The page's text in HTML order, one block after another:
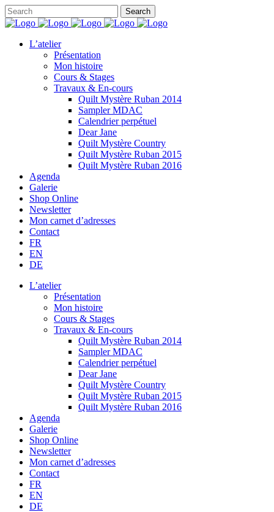
L’atelier
Présentation
Mon histoire
Cours & Stages
Travaux & En-cours
Quilt Mystère Ruban 2014
Sampler MDAC
Calendrier perpétuel
Dear Jane
Quilt Mystère Country
Quilt Mystère Ruban 2015
Quilt Mystère Ruban 2016
Agenda
Galerie
Shop Online
Newsletter
Mon carnet d’adresses
Contact
FR
EN
DE
L’atelier
Présentation
Mon histoire
Cours & Stages
Travaux & En-cours
Quilt Mystère Ruban 2014
Sampler MDAC
Calendrier perpétuel
Dear Jane
Quilt Mystère Country
Quilt Mystère Ruban 2015
Quilt Mystère Ruban 2016
Agenda
Galerie
Shop Online
Newsletter
Mon carnet d’adresses
Contact
FR
EN
DE